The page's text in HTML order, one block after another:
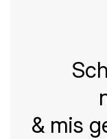
& mis